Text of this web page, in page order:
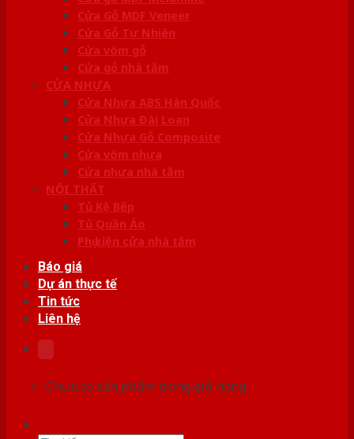
Cửa Gỗ MDF Veneer
Cửa Gỗ Tự Nhiên
Cửa vòm gỗ
Cửa gỗ nhà tắm
CỬA NHỰA
Cửa Nhựa ABS Hàn Quốc
Cửa Nhựa Đài Loan
Cửa Nhựa Gỗ Composite
Cửa vòm nhựa
Cửa nhựa nhà tắm
NỘI THẤT
Tủ Kệ Bếp
Tủ Quần Áo
Phụ kiện cửa nhà tắm
Báo giá
Dự án thực tế
Tin tức
Liên hệ
Chưa có sản phẩm trong giỏ hàng.